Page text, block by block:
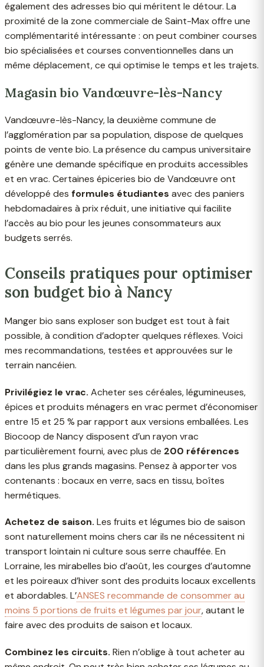
également des adresses bio qui méritent le détour. La
proximité de la zone commerciale de Saint-Max offre une
complémentarité intéressante : on peut combiner courses
bio spécialisées et courses conventionnelles dans un
même déplacement, ce qui optimise le temps et les trajets.
Magasin bio Vandœuvre-lès-Nancy
Vandœuvre-lès-Nancy, la deuxième commune de
l’agglomération par sa population, dispose de quelques
points de vente bio. La présence du campus universitaire
génère une demande spécifique en produits accessibles
et en vrac. Certaines épiceries bio de Vandœuvre ont
développé des formules étudiantes avec des paniers
hebdomadaires à prix réduit, une initiative qui facilite
l’accès au bio pour les jeunes consommateurs aux
budgets serrés.
Conseils pratiques pour optimiser
son budget bio à Nancy
Manger bio sans exploser son budget est tout à fait
possible, à condition d’adopter quelques réflexes. Voici
mes recommandations, testées et approuvées sur le
terrain nancéien.
Privilégiez le vrac. Acheter ses céréales, légumineuses,
épices et produits ménagers en vrac permet d’économiser
entre 15 et 25 % par rapport aux versions emballées. Les
Biocoop de Nancy disposent d’un rayon vrac
particulièrement fourni, avec plus de 200 références
dans les plus grands magasins. Pensez à apporter vos
contenants : bocaux en verre, sacs en tissu, boîtes
hermétiques.
Achetez de saison. Les fruits et légumes bio de saison
sont naturellement moins chers car ils ne nécessitent ni
transport lointain ni culture sous serre chauffée. En
Lorraine, les mirabelles bio d’août, les courges d’automne
et les poireaux d’hiver sont des produits locaux excellents
et abordables. L’ANSES recommande de consommer au
moins 5 portions de fruits et légumes par jour, autant le
faire avec des produits de saison et locaux.
Combinez les circuits. Rien n’oblige à tout acheter au